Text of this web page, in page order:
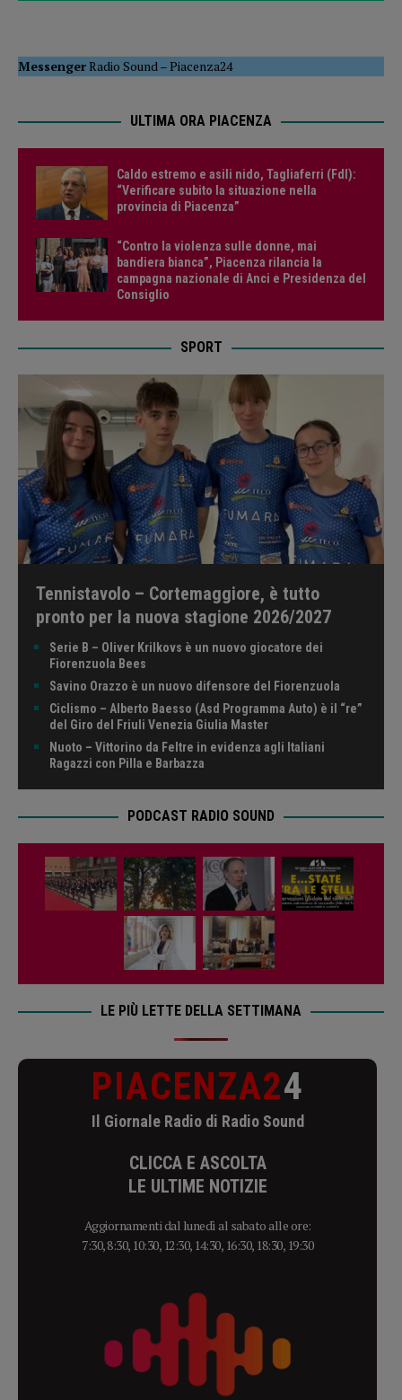
MessengerRadio Sound–Piacenza24
ULTIMA ORA PIACENZA
Caldo estremo e asili nido, Tagliaferri (FdI):
“Verificare subito la situazione nella
provincia di Piacenza”
“Contro la violenza sulle donne, mai
bandiera bianca”, Piacenza rilancia la
campagna nazionale di Anci e Presidenza del
Consiglio
SPORT
Tennistavolo – Cortemaggiore, è tutto
pronto per la nuova stagione 2026/2027
Serie B – Oliver Krilkovs è un nuovo giocatore dei
Fiorenzuola Bees
Savino Orazzo è un nuovo difensore del Fiorenzuola
Ciclismo – Alberto Baesso (Asd Programma Auto) è il “re”
del Giro del Friuli Venezia Giulia Master
Nuoto – Vittorino da Feltre in evidenza agli Italiani
Ragazzi con Pilla e Barbazza
PODCAST RADIO SOUND
LE PIÙ LETTE DELLA SETTIMANA
PIACENZA24
Il Giornale Radio di Radio Sound
CLICCA E ASCOLTA
LE ULTIME NOTIZIE
Aggiornamenti dal lunedì al sabato alle ore:
7:30, 8:30, 10:30, 12:30, 14:30, 16:30, 18:30, 19:30